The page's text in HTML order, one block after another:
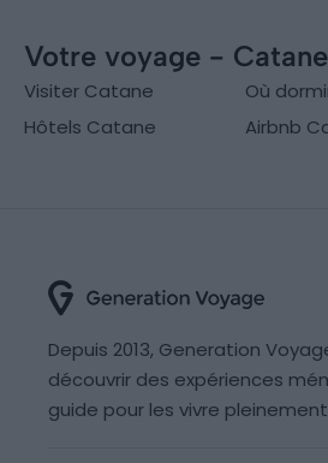
Votre voyage - Catane
Visiter Catane
Où
Hôtels Catane
Airbnb
Depuis 2013, Generation
découvrir des expériences
guide pour les vivre